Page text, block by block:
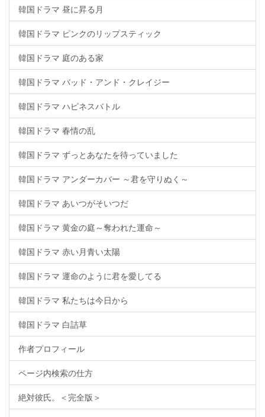
韓国ドラマ 昼に昇る月
韓国ドラマ ピンクのリップスティック
韓国ドラマ 庭のある家
韓国ドラマ バッド・アンド・クレイジー
韓国ドラマ ハピネスバトル
韓国ドラマ 春情の乱
韓国ドラマ ずっとあなたを待っていました
韓国ドラマ アンダーカバー ～君を守りぬく～
韓国ドラマ あいつがそいつだ
韓国ドラマ 黄金の庭～奪われた運命～
韓国ドラマ 赤い月青い太陽
韓国ドラマ 運命のように君を愛してる
韓国ドラマ 私たちは今日から
韓国ドラマ 白詰草
作者プロフィール
ページ内検索の仕方
絶対彼氏。＜完全版＞